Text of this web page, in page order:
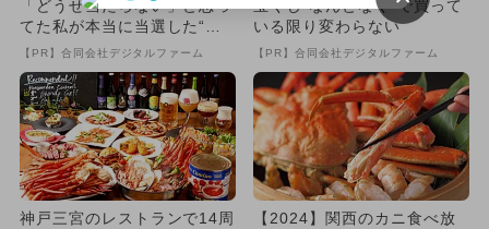
「どうせ当たらない」と思っ
てた私が本当に当選した“買
い方”がこれ
【PR】合同会社デジタルファーム
宝くじ“なんとなく”で買って
いる限り変わらない
【PR】合同会社デジタルファーム
神戸三宮のレストランで14周
【2024】関西のカニ食べ放